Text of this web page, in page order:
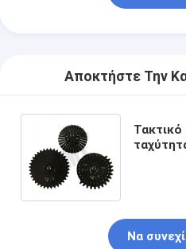
Αποκτήστε Την
Να